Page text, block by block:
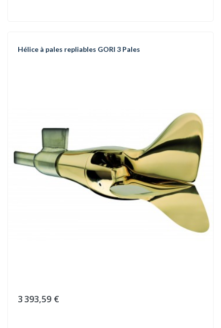
Hélice à pales repliables GORI 3 Pales
3 393,59 €